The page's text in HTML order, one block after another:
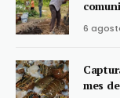
6
mes